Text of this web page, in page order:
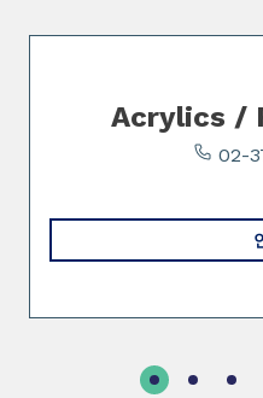
Slide 1 of 7
Acrylics /
02-